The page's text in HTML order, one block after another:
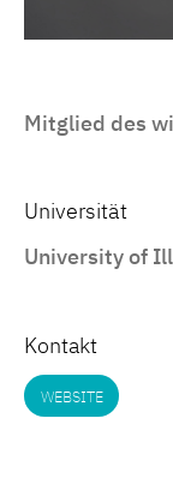
Mitglied des
Universität
University of
Kontakt
WEBSITE